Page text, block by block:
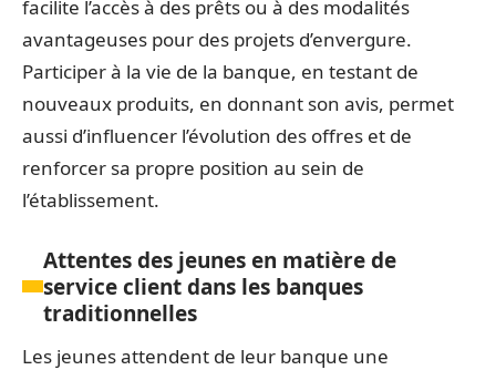
facilite l’accès à des prêts ou à des modalités
avantageuses pour des projets d’envergure.
Participer à la vie de la banque, en testant de
nouveaux produits, en donnant son avis, permet
aussi d’influencer l’évolution des offres et de
renforcer sa propre position au sein de
l’établissement.
Attentes des jeunes en matière de
service client dans les banques
traditionnelles
Les jeunes attendent de leur banque une